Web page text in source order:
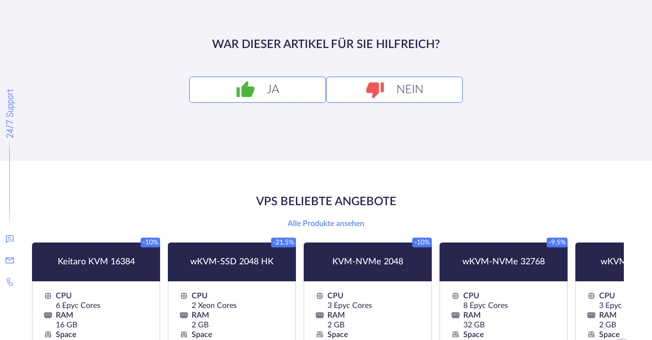
24/7 Support
WAR DIESER ARTIKEL FÜR SIE HILFREICH?
JA NEIN
VPS BELIEBTE ANGEBOTE
Alle Produkte ansehen
Keitaro KVM 16384
-10%
CPU
6 Epyc Cores
RAM
16 GB
Space
wKVM-SSD 2048 HK
-21.5%
CPU
2 Xeon Cores
RAM
2 GB
Space
KVM-NVMe 2048
-10%
CPU
3 Epyc Cores
RAM
2 GB
Space
wKVM-NVMe 32768
-9.5%
CPU
8 Epyc Cores
RAM
32 GB
Space
wKVM-
CPU
3 Epyc Cores
RAM
2 GB
Space